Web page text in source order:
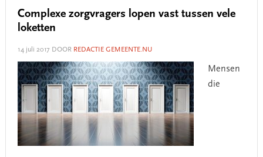
Complexe zorgvragers lopen vast tussen vele
loketten
14 juli 2017 DOOR REDACTIE GEMEENTE.NU
Mensen
die